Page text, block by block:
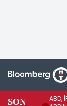
SON
ABD,